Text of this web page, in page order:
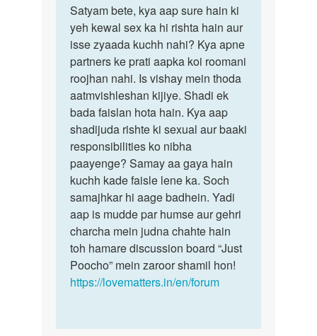
to
Meri
age
30
hai
aur
mai…
by
satyam
Satyam
bete,
kya
aap
sure…
Satyam bete, kya aap sure hain ki
yeh kewal sex ka hi rishta hain aur
isse zyaada kuchh nahi? Kya apne
partners ke prati aapka koi roomani
roojhan nahi. Is vishay mein thoda
aatmvishleshan kijiye. Shadi ek
bada faislan hota hain. Kya aap
shadijuda rishte ki sexual aur baaki
responsibilities ko nibha
paayenge? Samay aa gaya hain
kuchh kade faisle lene ka. Soch
samajhkar hi aage badhein. Yadi
aap is mudde par humse aur gehri
charcha mein judna chahte hain
toh hamare discussion board “Just
Poocho” mein zaroor shamil hon!
https://lovematters.in/en/forum